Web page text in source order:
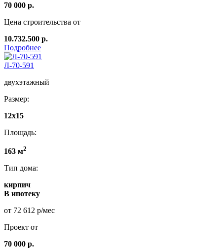
70 000 р.
Цена строительства от
10.732.500 р.
Подробнее
Л-70-591
двухэтажный
Размер:
12х15
Площадь:
163 м2
Тип дома:
кирпич
В ипотеку
от 72 612 р/мес
Проект от
70 000 р.